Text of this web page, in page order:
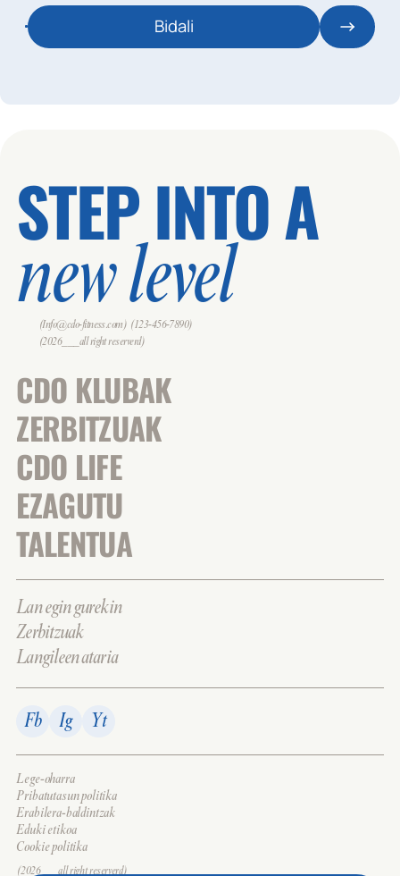
Bidali
STEP INTO A
new level
(Info@cdo-fitness.com) (123-456-7890)
(2026___all right reserverd)
CDO KLUBAK
ZERBITZUAK
CDO LIFE
EZAGUTU
TALENTUA
Lan egin gurekin
Zerbitzuak
Langileen ataria
Fb Ig Yt
Lege-oharra
Pribatutasun politika
Erabilera-baldintzak
Eduki etikoa
Cookie politika
(2026___all right reserverd)